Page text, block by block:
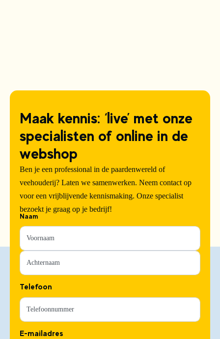
Maak kennis: ‘live’ met onze
specialisten of online in de
webshop
Ben je een professional in de paardenwereld of
veehouderij? Laten we samenwerken. Neem contact op
voor een vrijblijvende kennismaking. Onze specialist
bezoekt je graag op je bedrijf!
Naam
Telefoon
E-mailadres